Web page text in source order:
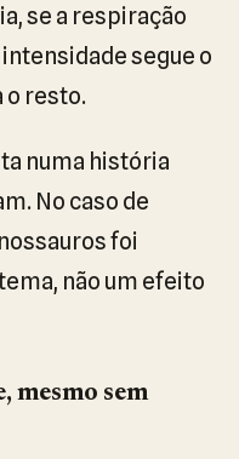
se a respiração
segue o
o resto.
numa história
No caso de
foi
não um efeito
mesmo sem